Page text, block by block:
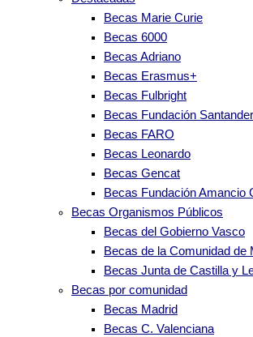
Becas Marie Curie
Becas 6000
Becas Adriano
Becas Erasmus+
Becas Fulbright
Becas Fundación Santander
Becas FARO
Becas Leonardo
Becas Gencat
Becas Fundación Amancio
Becas Organismos Públicos
Becas del Gobierno Vasco
Becas de la Comunidad de
Becas Junta de Castilla y
Becas por comunidad
Becas Madrid
Becas C. Valenciana